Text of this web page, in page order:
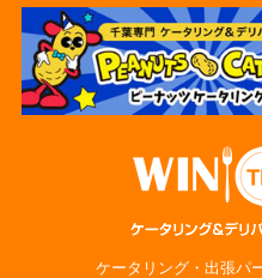
ケータリング・出張パ